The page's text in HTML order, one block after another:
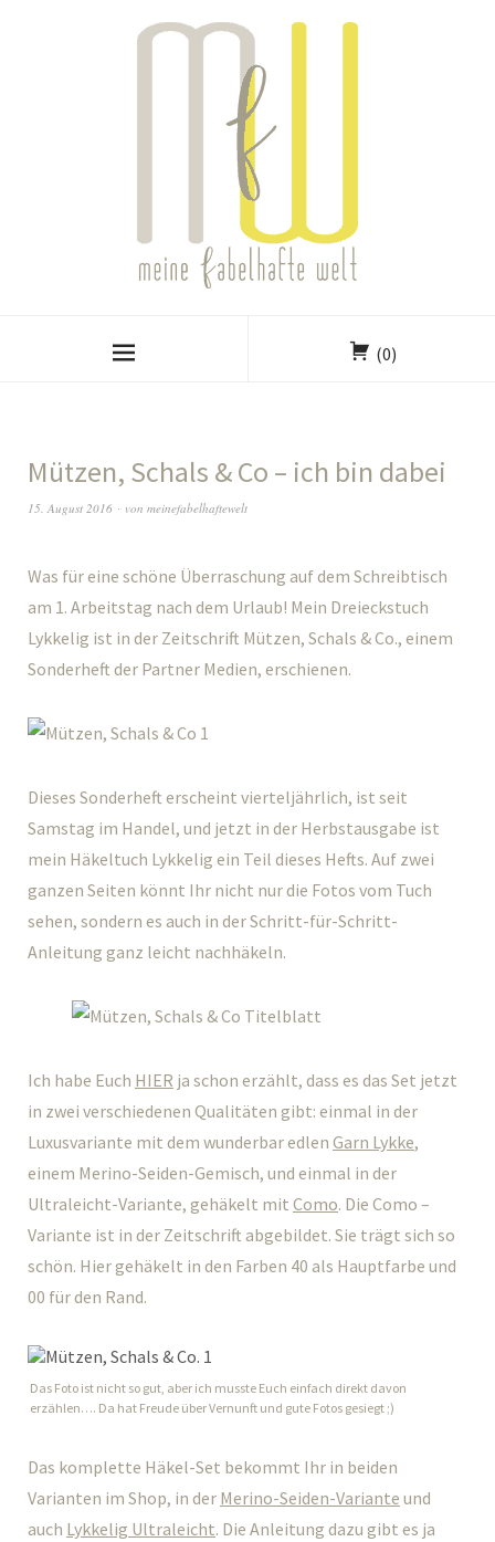
(0)
Mützen, Schals & Co – ich bin dabei
15. August 2016 von meinefabelhaftewelt
Was für eine schöne Überraschung auf dem Schreibtisch
am 1. Arbeitstag nach dem Urlaub! Mein Dreieckstuch
Lykkelig ist in der Zeitschrift Mützen, Schals & Co., einem
Sonderheft der Partner Medien, erschienen.
Dieses Sonderheft erscheint vierteljährlich, ist seit
Samstag im Handel, und jetzt in der Herbstausgabe ist
mein Häkeltuch Lykkelig ein Teil dieses Hefts. Auf zwei
ganzen Seiten könnt Ihr nicht nur die Fotos vom Tuch
sehen, sondern es auch in der Schritt-für-Schritt-
Anleitung ganz leicht nachhäkeln.
Ich habe Euch HIER ja schon erzählt, dass es das Set jetzt
in zwei verschiedenen Qualitäten gibt: einmal in der
Luxusvariante mit dem wunderbar edlen Garn Lykke,
einem Merino-Seiden-Gemisch, und einmal in der
Ultraleicht-Variante, gehäkelt mit Como. Die Como –
Variante ist in der Zeitschrift abgebildet. Sie trägt sich so
schön. Hier gehäkelt in den Farben 40 als Hauptfarbe und
00 für den Rand.
Das Foto ist nicht so gut, aber ich musste Euch einfach direkt davon
erzählen…. Da hat Freude über Vernunft und gute Fotos gesiegt ;)
Das komplette Häkel-Set bekommt Ihr in beiden
Varianten im Shop, in der Merino-Seiden-Variante und
auch Lykkelig Ultraleicht. Die Anleitung dazu gibt es ja